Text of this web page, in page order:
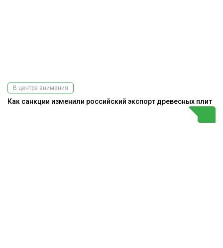
В центре внимания
Как санкции изменили российский экспорт древесных плит